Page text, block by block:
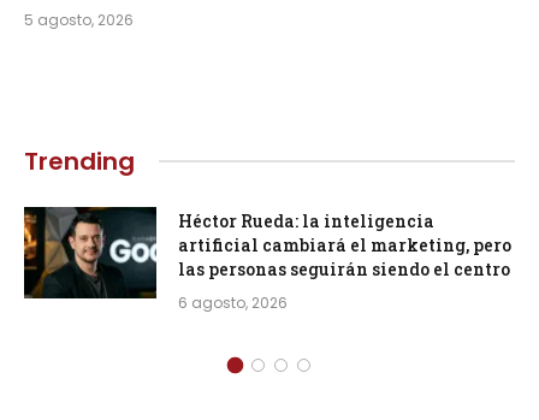
5 agosto, 2026
Trending
Héctor Rueda: la inteligencia
artificial cambiará el marketing, pero
las personas seguirán siendo el centro
6 agosto, 2026